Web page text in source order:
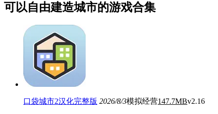
可以自由建造城市的游戏合集
口袋城市2汉化完整版 2026/8/3模拟经营147.7MBv2.16